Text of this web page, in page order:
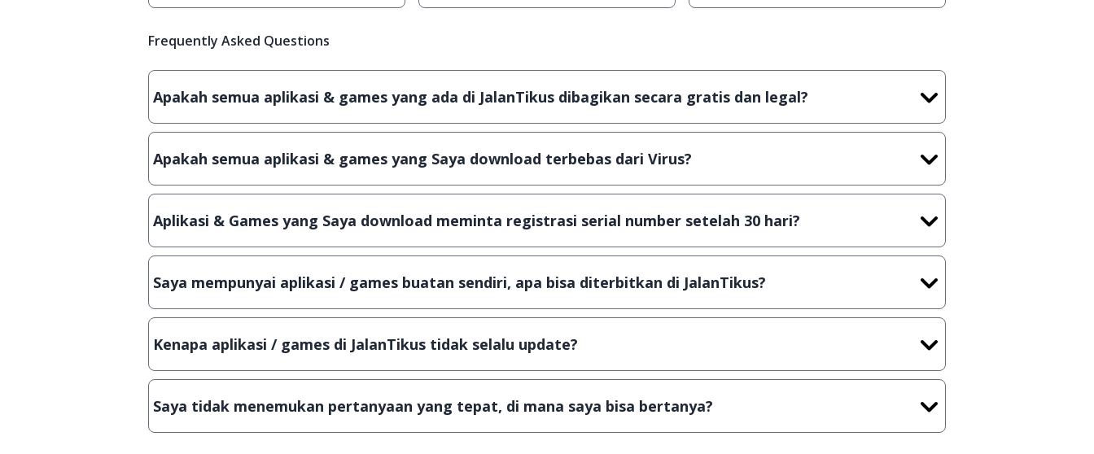
Frequently Asked Questions
Apakah semua aplikasi & games yang ada di JalanTikus dibagikan secara gratis dan legal?
Ya, JalanTikus hanya membagikan aplikasi & games yang gratis (Freeware) dan legal, dalam artian tidak (bajakan) hasil crack,
Apakah semua aplikasi & games yang Saya download terbebas dari Virus?
Ya, JalanTikus selalu melakukan scanning dengan 3 jenis Antivirus (Kaspersky, AVG & Avast) sebelum menerbitkan suatu
Aplikasi & Games yang Saya download meminta registrasi serial number setelah 30 hari?
Meskipun dibagikan secara gratis, namun ada beberapa aplikasi & games yang dibagikan secara Shareware, dalam arti hanya
Saya mempunyai aplikasi / games buatan sendiri, apa bisa diterbitkan di JalanTikus?
Tentu saja bisa. Silahkan kirim email keinfo@jalantikus.comdengan menyertakan Nama Aplikasi/Games, Deskripsi serta
Kenapa aplikasi / games di JalanTikus tidak selalu update?
Demi menjaga kualitas aplikasi dan games yang ada di JalanTikus, hingga saat ini kita masih melakukan upload-download
Saya tidak menemukan pertanyaan yang tepat, di mana saya bisa bertanya?
Kami dengan senang hati menjawab setiap pertanyaan yang masuk. Kirim pertanyaan kamu keinfo@jalantikus.com